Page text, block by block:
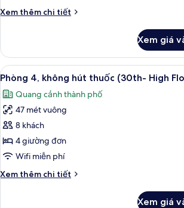
hút
High
Floor)
Xem thêm chi tiết
Chi
Phòng
Deluxe,
không
hút
thuốc
(30th-
High
Floor)
Xem giá
Xem
tất
cả
ảnh
Phòng
4,
không
thuốc
1 phòng
10
Phòng 4, không hút thuốc (30th- High
Quang cảnh thành phố
47 mét vuông
8 khách
4 giường đơn
Wifi miễn phí
Xem thêm chi tiết
Chi
Xem giá